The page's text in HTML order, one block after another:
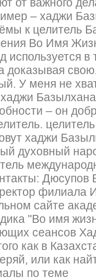
– хаджи
к целитель
Во Имя
используется в
доказывая
У меня не
– он
хаджи
духовный
Дюсупов
филиала
сайте
"Во имя
сеансов
как в
или как
по теме